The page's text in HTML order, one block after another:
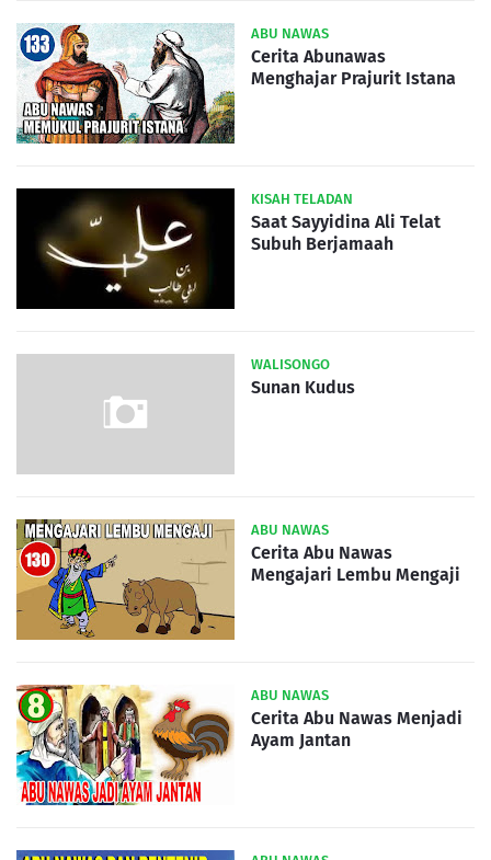
ABU NAWAS
Cerita Abunawas
Menghajar Prajurit Istana
KISAH TELADAN
Saat Sayyidina Ali Telat
Subuh Berjamaah
WALISONGO
Sunan Kudus
ABU NAWAS
Cerita Abu Nawas
Mengajari Lembu Mengaji
ABU NAWAS
Cerita Abu Nawas Menjadi
Ayam Jantan